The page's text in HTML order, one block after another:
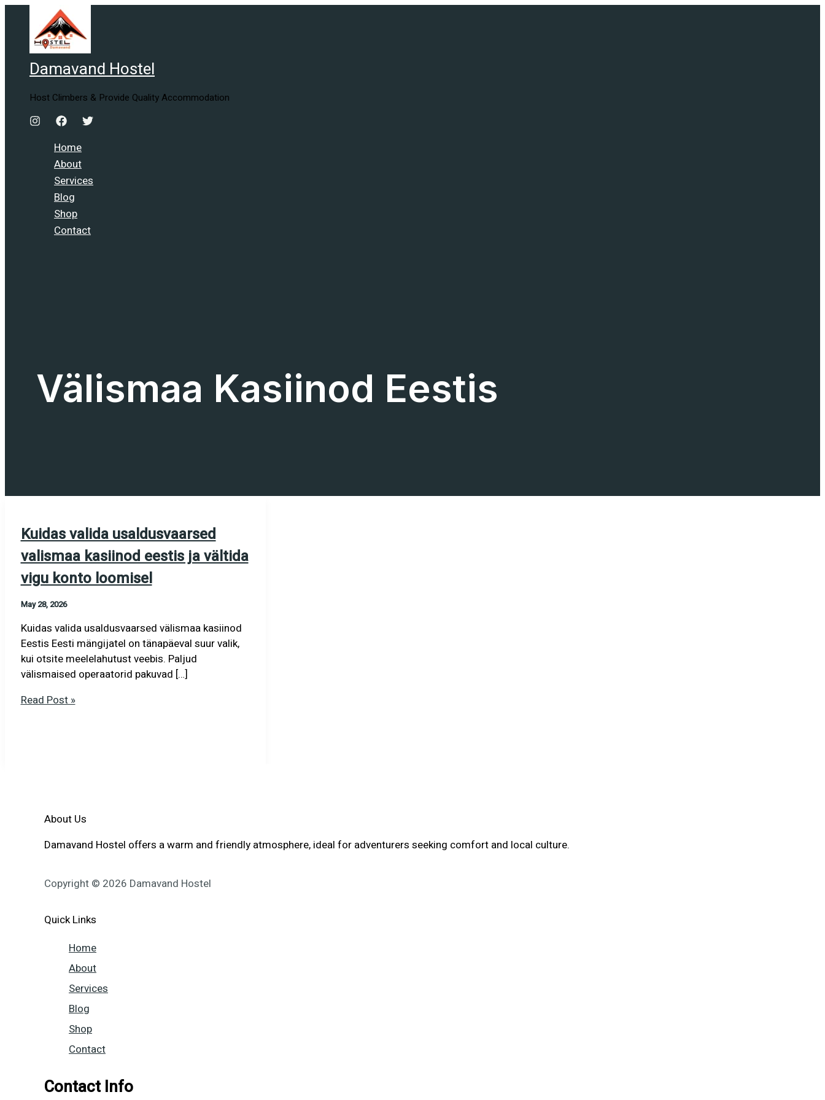
content
Damavand Hostel
Host Climbers & Provide Quality Accommodation
Home
About
Services
Blog
Shop
Contact
Välismaa Kasiinod Eestis
Kuidas valida usaldusvaarsed
valismaa kasiinod eestis ja vältida
vigu konto loomisel
May 28, 2026
Kuidas valida usaldusvaarsed välismaa kasiinod
Eestis Eesti mängijatel on tänapäeval suur valik,
kui otsite meelelahutust veebis. Paljud
välismaised operaatorid pakuvad […]
Kuidas
konto
loomisel
Read Post »
About Us
Damavand Hostel offers a warm and friendly atmosphere, ideal for adventurers seeking comfort and local culture.
Copyright © 2026 Damavand Hostel
Quick Links
Home
About
Services
Blog
Shop
Contact
Contact Info